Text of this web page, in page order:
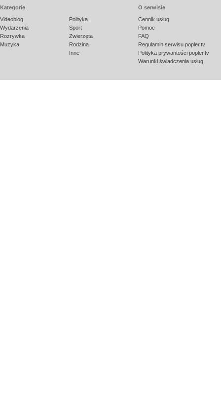
Kategorie
Videoblog
Wydarzenia
Rozrywka
Muzyka
Polityka
Sport
Zwierzęta
Rodzina
Inne
O serwisie
Cennik usług
Pomoc
FAQ
Regulamin serwisu popler.tv
Polityka prywantości popler.tv
Warunki świadczenia usług